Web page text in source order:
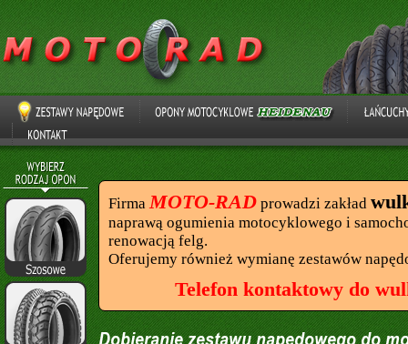
FirmaMOTO-RAD prowadzi zakład
naprawą ogumienia motocyklowego i
renowacją felg.
Oferujemy również wymianę zestawów
Telefon kontaktowy do